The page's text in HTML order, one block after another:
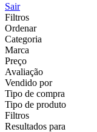
Sair
Filtros
Ordenar
Categoria
Marca
Preço
Avaliação
Vendido por
Tipo de compra
Tipo de produto
Filtros
Resultados para